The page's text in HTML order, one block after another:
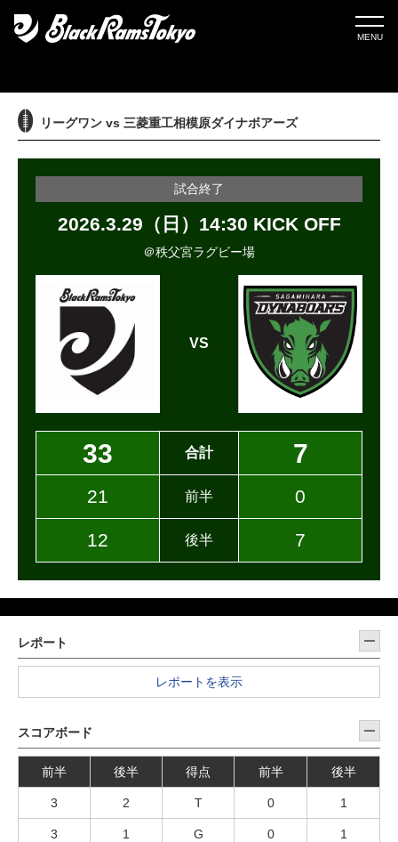
MENU
リーグワン vs 三菱重工相模原ダイナボアーズ
試合終了
2026.3.29（日）14:30 KICK OFF
＠秩父宮ラグビー場
VS
21 前半 0
12 後半 7
33 合計 7
レポート
レポートを表示
スコアボード
前半 後半 得点 前半 後半
3 2 T 0 1
3 1 G 0 1